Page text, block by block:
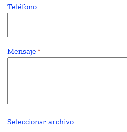
Teléfono
Mensaje *
Seleccionar archivo